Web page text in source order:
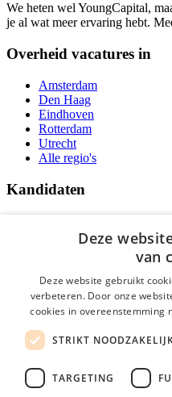
We heten wel YoungCapital,
je al wat meer ervaring hebt.
Overheid vacatures in
Amsterdam
Den Haag
Eindhoven
Rotterdam
Utrecht
Alle regio's
Kandidaten
Vacatures
Over Vacatures Overheid
YoungCapital IOS App
YoungCapital Android
Social
Deze
van
Deze website gebruikt
verbeteren. Door onze
cookies in overeenstemming
STRIKT
TARGETING